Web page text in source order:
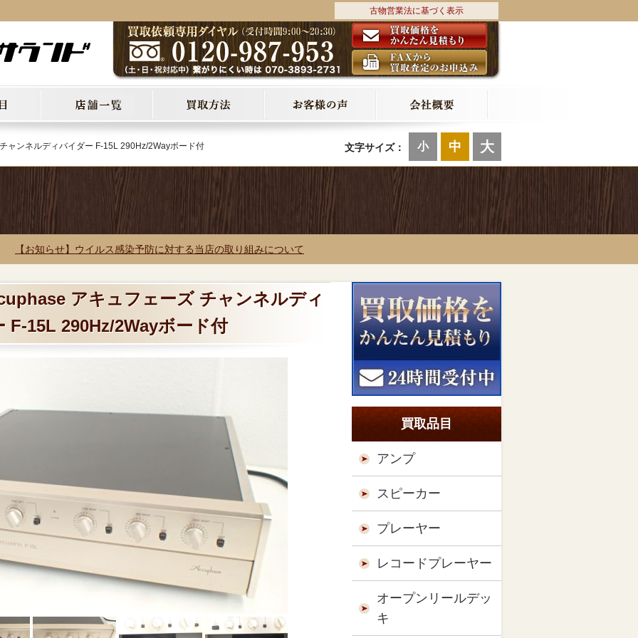
古物営業法に基づく表示
文字サイズ： 小 中 大
ャンネルディバイダー F-15L 290Hz/2Wayボード付
【お知らせ】ウイルス感染予防に対する当店の取り組みについて
アキュフェーズ チャンネルディ
F-15L 290Hz/2Wayボード付
買取品目
アンプ
スピーカー
プレーヤー
レコードプレーヤー
オープンリールデッ
キ